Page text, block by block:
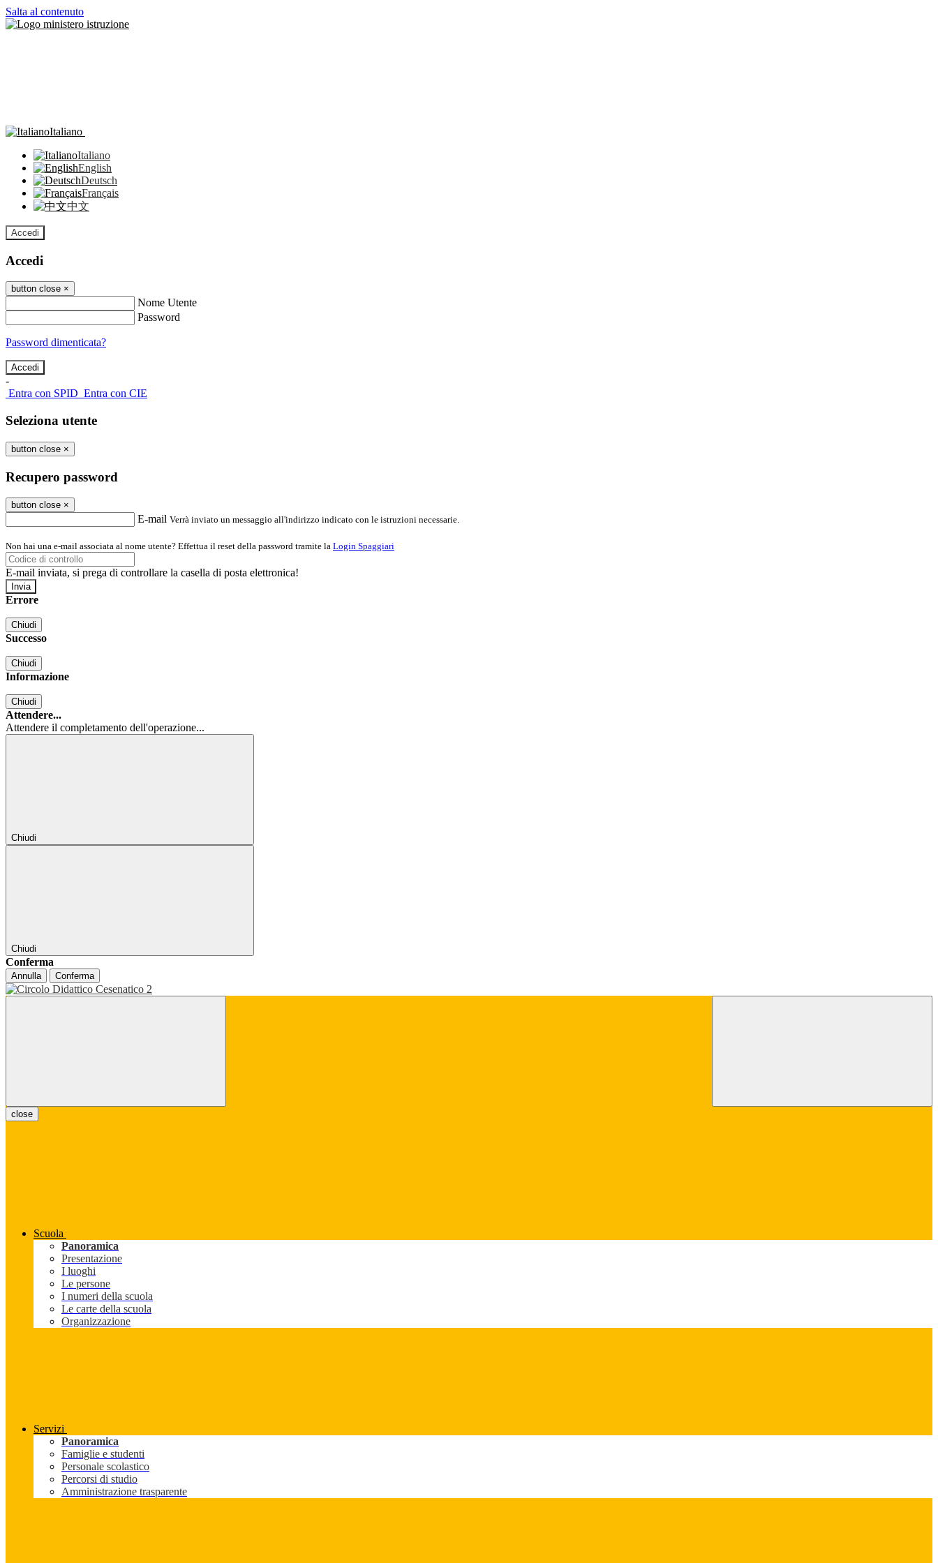
Salta al contenuto
Italiano
Italiano
English
Deutsch
Français
中文
Accedi
Accedi
button close ×
Nome Utente
Password
Password dimenticata?
-
Entra con SPID Entra con CIE
Seleziona utente
button close ×
Recupero password
button close ×
E-mail Verrà inviato un messaggio all'indirizzo indicato con le istruzioni necessarie.
Non hai una e-mail associata al nome utente? Effettua il reset della password tramite la Login Spaggiari
E-mail inviata, si prega di controllare la casella di posta elettronica!
Errore
Chiudi
Successo
Chiudi
Informazione
Chiudi
Attendere...
Attendere il completamento dell'operazione...
Chiudi
Chiudi
Conferma
Annulla Conferma
close
Scuola
Panoramica
Presentazione
I luoghi
Le persone
I numeri della scuola
Le carte della scuola
Organizzazione
Servizi
Panoramica
Famiglie e studenti
Personale scolastico
Percorsi di studio
Amministrazione trasparente